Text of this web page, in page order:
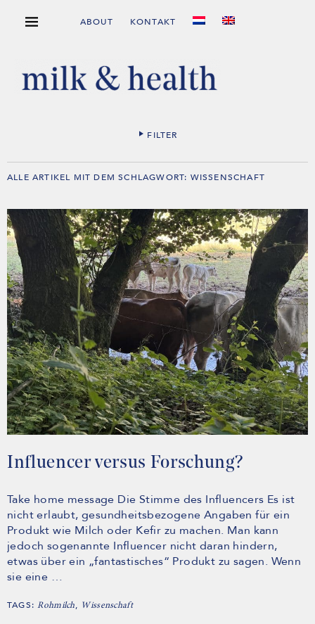
ABOUT KONTAKT
FILTER
ALLE ARTIKEL MIT DEM SCHLAGWORT: WISSENSCHAFT
Influencer versus Forschung?
Take home message Die Stimme des Influencers Es ist
nicht erlaubt, gesundheitsbezogene Angaben für ein
Produkt wie Milch oder Kefir zu machen. Man kann
jedoch sogenannte Influencer nicht daran hindern,
etwas über ein „fantastisches“ Produkt zu sagen. Wenn
sie eine …
TAGS:Rohmilch, Wissenschaft